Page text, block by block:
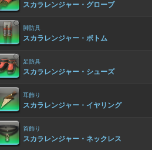
スカラレンジャー・グローブ
脚防具
スカラレンジャー・ボトム
足防具
スカラレンジャー・シューズ
耳飾り
スカラレンジャー・イヤリング
首飾り
スカラレンジャー・ネックレス